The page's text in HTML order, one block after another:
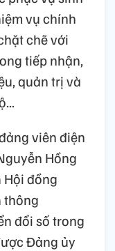
vụ chính
chẽ với
tiếp nhận,
quản trị và
viên điện
Hồng
Hội đồng
thông
đổi số trong
Đảng ủy